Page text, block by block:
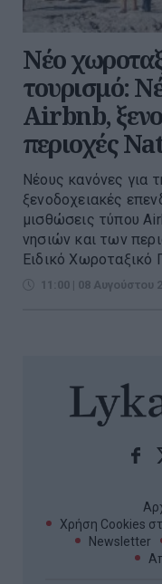
Νέο
τουρισμό:
Airbnb,
περιοχές
Νέους κανόνες για
ξενοδοχειακές
μισθώσεις τύπου
νησιών και των
Ειδικό Χωροταξικό
11:00 | 08 Αυγούστου
Χρήση Cookies
Newsletter